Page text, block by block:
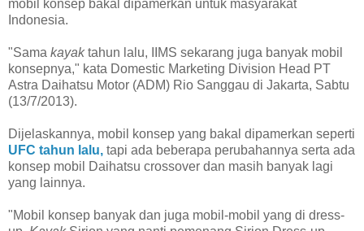
mobil konsep bakal dipamerkan untuk masyarakat
Indonesia.
"Sama kayaktahun lalu, IIMS sekarang juga banyak mobil
konsepnya," kata Domestic Marketing Division Head PT
Astra Daihatsu Motor (ADM) Rio Sanggau di Jakarta, Sabtu
(13/7/2013).
Dijelaskannya, mobil konsep yang bakal dipamerkan seperti
UFC tahun lalu, tapi ada beberapa perubahannya serta ada
konsep mobil Daihatsu crossover dan masih banyak lagi
yang lainnya.
"Mobil konsep banyak dan juga mobil-mobil yang di dress-